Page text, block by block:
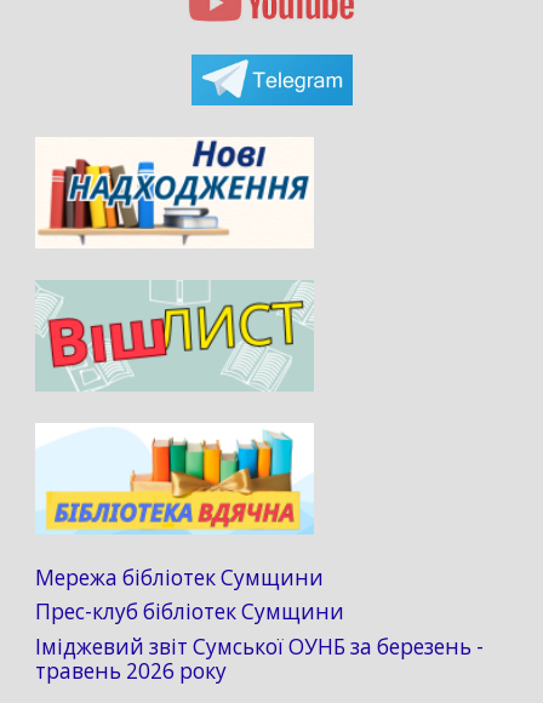
Мережа бібліотек Сумщини
Прес-клуб бібліотек Сумщини
Іміджевий звіт Сумської ОУНБ за березень -
травень 2026 року